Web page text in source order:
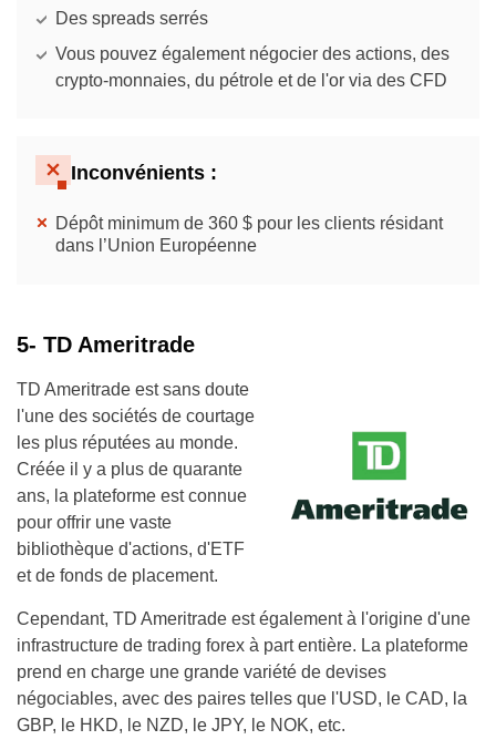
Des spreads serrés
Vous pouvez également négocier des actions, des
crypto-monnaies, du pétrole et de l'or via des CFD
Inconvénients :
Dépôt minimum de 360 $ pour les clients résidant
dans l’Union Européenne
5- TD Ameritrade
TD Ameritrade est sans doute
l'une des sociétés de courtage
les plus réputées au monde.
Créée il y a plus de quarante
ans, la plateforme est connue
pour offrir une vaste
bibliothèque d'actions, d'ETF
et de fonds de placement.
Cependant, TD Ameritrade est également à l'origine d'une
infrastructure de trading forex à part entière. La plateforme
prend en charge une grande variété de devises
négociables, avec des paires telles que l'USD, le CAD, la
GBP, le HKD, le NZD, le JPY, le NOK, etc.